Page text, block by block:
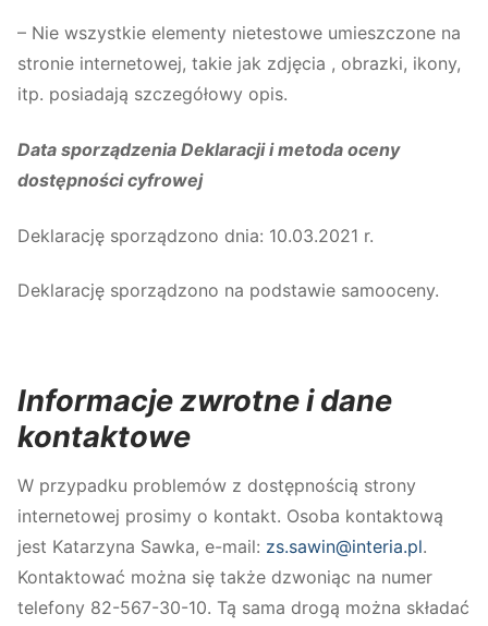
– Nie wszystkie elementy nietestowe umieszczone na
stronie internetowej, takie jak zdjęcia , obrazki, ikony,
itp. posiadają szczegółowy opis.
Data sporządzenia Deklaracji i metoda oceny
dostępności cyfrowej
Deklarację sporządzono dnia: 10.03.2021 r.
Deklarację sporządzono na podstawie samooceny.
Informacje zwrotne i dane
kontaktowe
W przypadku problemów z dostępnością strony
internetowej prosimy o kontakt. Osoba kontaktową
jest Katarzyna Sawka, e-mail: zs.sawin@interia.pl.
Kontaktować można się także dzwoniąc na numer
telefony 82-567-30-10. Tą sama drogą można składać